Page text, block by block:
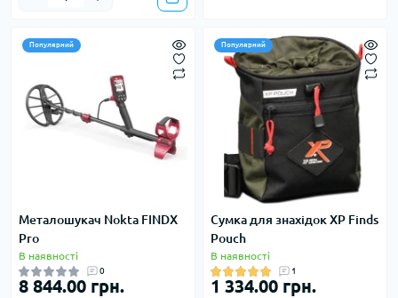
Популярний
Металошукач Nokta FINDX
Pro
В наявності
0
8 844.00 грн.
Популярний
Сумка для знахідок XP Finds
Pouch
В наявності
1
1 334.00 грн.